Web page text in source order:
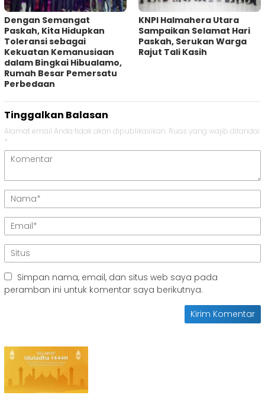
Dengan Semangat
Paskah, Kita Hidupkan
Toleransi sebagai
Kekuatan Kemanusiaan
dalam Bingkai Hibualamo,
Rumah Besar Pemersatu
Perbedaan
KNPI Halmahera Utara
Sampaikan Selamat Hari
Paskah, Serukan Warga
Rajut Tali Kasih
Tinggalkan Balasan
Alamat email Anda tidak akan dipublikasikan. Ruas yang wajib ditandai
*
Simpan nama, email, dan situs web saya pada
peramban ini untuk komentar saya berikutnya.